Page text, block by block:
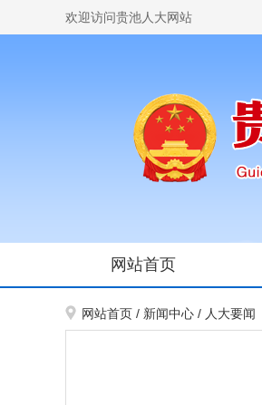
欢迎访问贵池人大网站
网站首页
网站首页 / 新闻中心 / 人大要闻